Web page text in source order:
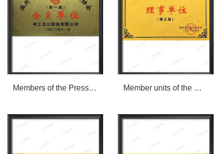
Members of the Pressing Industry Association of Longwan District Member units of the Wenzhou Pipe Fittings Industry Association